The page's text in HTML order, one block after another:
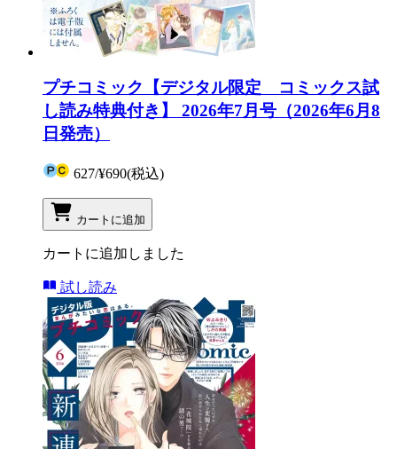
プチコミック【デジタル限定 コミックス試
し読み特典付き】 2026年7月号（2026年6月8
日発売）
627/¥690(税込)
カートに追加
カートに追加しました
試し読み